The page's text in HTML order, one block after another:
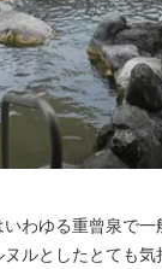
わゆる重曾泉で
ルとしたとても気